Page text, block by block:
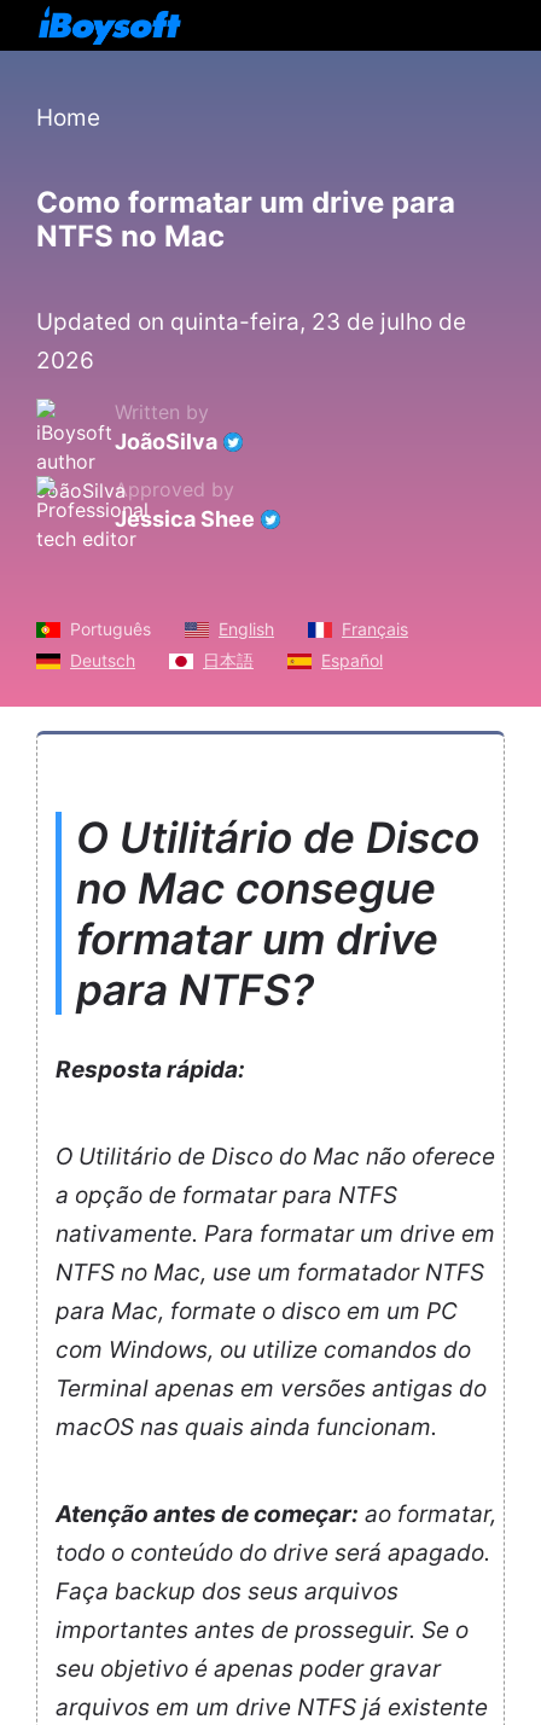
Home
Como formatar um drive para
NTFS no Mac
Updated on quinta-feira, 23 de julho de
2026
Written by
JoãoSilva
Approved by
Jessica Shee
Português English
Français
Deutsch
日本語 Español
O Utilitário de Disco
no Mac consegue
formatar um drive
para NTFS?
Resposta rápida:
O Utilitário de Disco do Mac não oferece
a opção de formatar para NTFS
nativamente. Para formatar um drive em
NTFS no Mac, use um formatador NTFS
para Mac, formate o disco em um PC
com Windows, ou utilize comandos do
Terminal apenas em versões antigas do
macOS nas quais ainda funcionam.
Atenção antes de começar: ao formatar,
todo o conteúdo do drive será apagado.
Faça backup dos seus arquivos
importantes antes de prosseguir. Se o
seu objetivo é apenas poder gravar
arquivos em um drive NTFS já existente